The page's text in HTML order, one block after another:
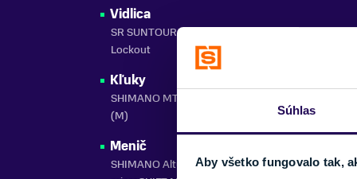
Súhlas
Aby všetko fungovalo tak,
Vidlica
SR SUNTOUR XCM HLO DS (27.5), 100 mm, coil /
Lockout
Kľuky
SHIMANO MT101-2 (36x22T) - dĺžka 170 mm (S),
(M)
Menič
SHIMANO Altus SL-M2000 Rapidfire Plus alebo